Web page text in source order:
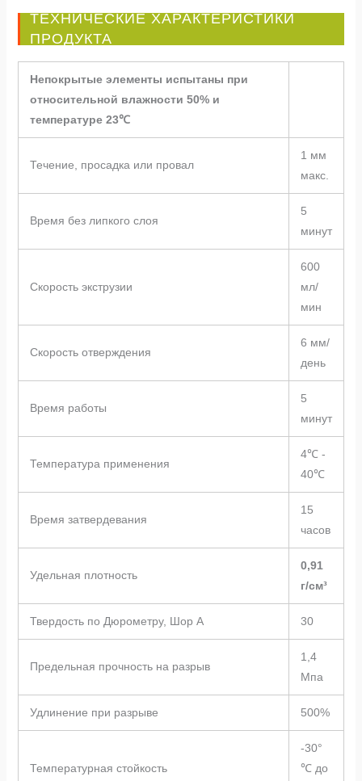
ТЕХНИЧЕСКИЕ ХАРАКТЕРИСТИКИ
ПРОДУКТА
Непокрытые элементы испытаны при
относительной влажности 50% и
температуре 23℃
Течение, просадка или провал
1 мм
макс.
Время без липкого слоя
5
минут
Скорость экструзии
600
мл/
мин
Скорость отверждения
6 мм/
день
Время работы
5
минут
Температура применения
4℃ -
40℃
Время затвердевания
15
часов
Удельная плотность
0,91
г/см³
Твердость по Дюрометру, Шор A 30
Предельная прочность на разрыв
1,4
Мпа
Удлинение при разрыве 500%
Температурная стойкость
-30°
℃ до